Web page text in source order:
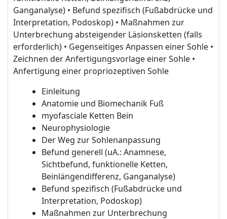
Ganganalyse) • Befund spezifisch (Fußabdrücke und
Interpretation, Podoskop) • Maßnahmen zur
Unterbrechung absteigender Läsionsketten (falls
erforderlich) • Gegenseitiges Anpassen einer Sohle •
Zeichnen der Anfertigungsvorlage einer Sohle •
Anfertigung einer propriozeptiven Sohle
Einleitung
Anatomie und Biomechanik Fuß
myofasciale Ketten Bein
Neurophysiologie
Der Weg zur Sohlenanpassung
Befund generell (uA.: Anamnese,
Sichtbefund, funktionelle Ketten,
Beinlängendifferenz, Ganganalyse)
Befund spezifisch (Fußabdrücke und
Interpretation, Podoskop)
Maßnahmen zur Unterbrechung